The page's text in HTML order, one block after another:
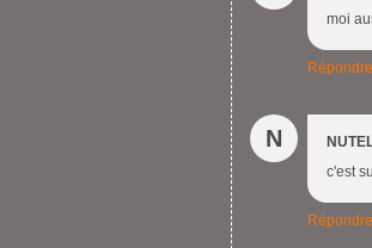
moi
Répondre
N
c'est
Répondre